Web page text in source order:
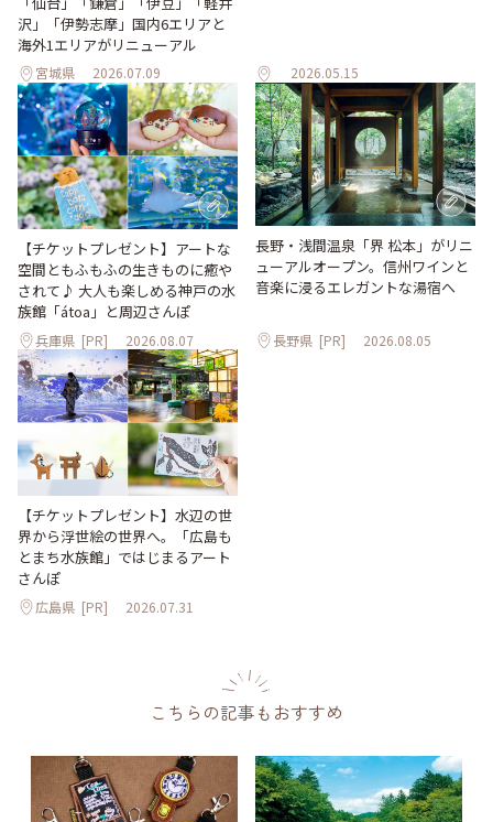
沢」「伊勢志摩」国内6エリアと
海外1エリアがリニューアル
宮城県 2026.07.09 2026.05.15
【チケットプレゼント】アートな
空間ともふもふの生きものに癒や
されて♪ 大人も楽しめる神戸の水
族館「átoa」と周辺さんぽ
兵庫県 [PR] 2026.08.07
長野・浅間温泉「界 松本」がリニ
ューアルオープン。信州ワインと
音楽に浸るエレガントな湯宿へ
長野県 [PR] 2026.08.05
【チケットプレゼント】水辺の世
界から浮世絵の世界へ。「広島も
とまち水族館」ではじまるアート
さんぽ
広島県 [PR] 2026.07.31
こちらの記事もおすすめ